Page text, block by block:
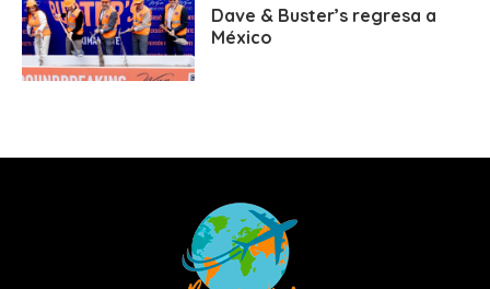
Dave & Buster’s regresa a
México